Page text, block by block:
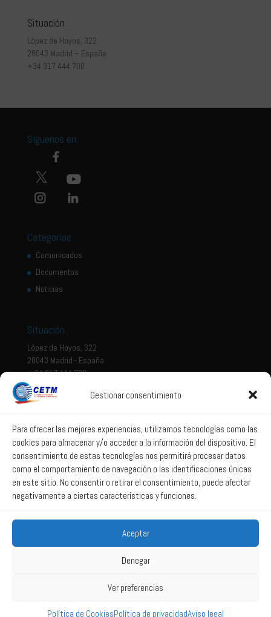
Gestionar consentimiento
Para ofrecer las mejores experiencias, utilizamos tecnologías como las
cookies para almacenar y/o acceder a la información del dispositivo. El
consentimiento de estas tecnologías nos permitirá procesar datos
como el comportamiento de navegación o las identificaciones únicas
en este sitio. No consentir o retirar el consentimiento, puede afectar
negativamente a ciertas características y funciones.
Aceptar
Denegar
Ver preferencias
Política de CookiesPolítica de privacidadAviso legal
Situación
López de Hoyos, 322
28043 Madrid – España
+34 917 444 700
Síguenos en:
Categorías
Comunicados
Documentos
Noticias
Situación
López de Hoyos, 322
28043 Madrid - España
+ 34 917 444 700
Aviso legal
Política de privacidad
Política de Sistema Interno de Información
Política de Cookies
Correo web
2025 All Rights Reserved CETM -Powered by La web lúcida